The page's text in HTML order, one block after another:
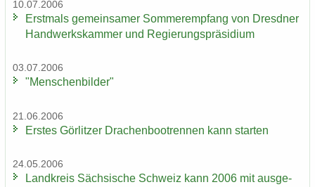
10.07.2006
Erst­mals ge­mein­sa­mer Som­mer­emp­fang von Dresd­ner
Hand­werks­kam­mer und Re­gie­rungs­prä­si­di­um
03.07.2006
"Men­schen­bil­der"
21.06.2006
Ers­tes Gör­lit­zer Dra­chen­boot­ren­nen kann star­ten
24.05.2006
Land­kreis Säch­si­sche Schweiz kann 2006 mit aus­ge­